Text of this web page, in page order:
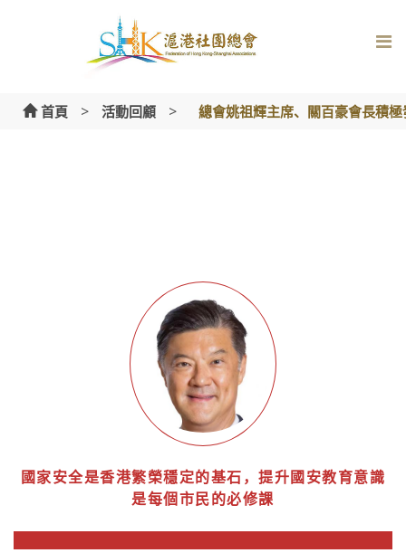
首頁 > 活動回顧 > 總會姚祖輝主席、關百豪會長積
國家安全是香港繁榮穩定的基石，提升國安教育意識
是每個市民的必修課